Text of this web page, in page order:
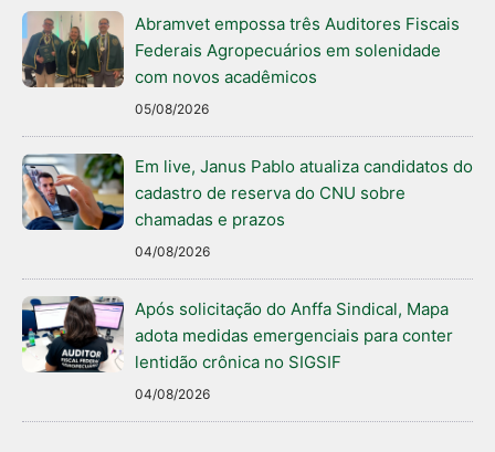
Abramvet empossa três Auditores Fiscais
Federais Agropecuários em solenidade
com novos acadêmicos
05/08/2026
Em live, Janus Pablo atualiza candidatos do
cadastro de reserva do CNU sobre
chamadas e prazos
04/08/2026
Após solicitação do Anffa Sindical, Mapa
adota medidas emergenciais para conter
lentidão crônica no SIGSIF
04/08/2026